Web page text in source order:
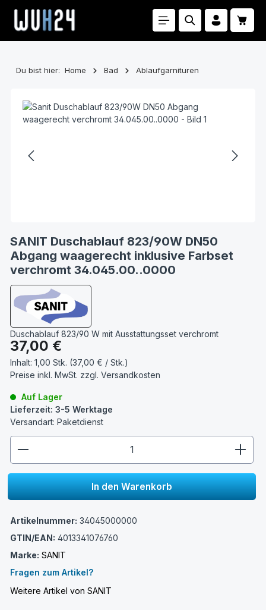
Zum Hauptinhalt springen
Du bist hier: Home Bad Ablaufgarnituren
SANIT Duschablauf 823/90W DN50
Abgang waagerecht inklusive Farbset
verchromt 34.045.00..0000
Duschablauf 823/90 W mit Ausstattungsset verchromt
Regulärer Preis:
37,00 €
Inhalt: 1,00 Stk. (37,00 € / Stk.)
Preise inkl. MwSt. zzgl. Versandkosten
Auf Lager
Lieferzeit: 3-5 Werktage
Versandart: Paketdienst
In den Warenkorb
Artikelnummer: 34045000000
GTIN/EAN: 4013341076760
Marke: SANIT
Fragen zum Artikel?
Weitere Artikel von SANIT